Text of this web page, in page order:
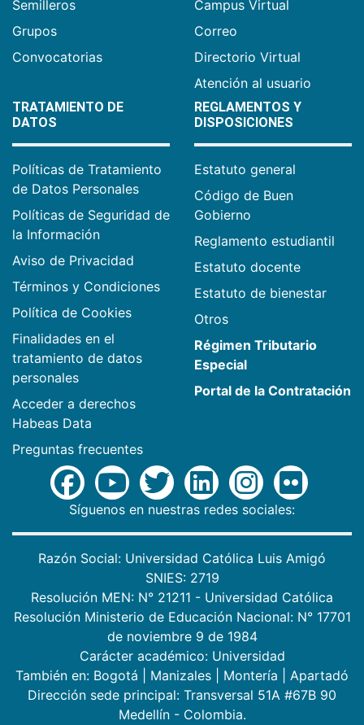
Semilleros
Grupos
Convocatorias
Campus Virtual
Correo
Directorio Virtual
Atención al usuario
TRATAMIENTO DE
DATOS
Políticas de Tratamiento
de Datos Personales
Políticas de Seguridad de
la Información
Aviso de Privacidad
Términos y Condiciones
Política de Cookies
Finalidades en el
tratamiento de datos
personales
Acceder a derechos
Habeas Data
Preguntas frecuentes
REGLAMENTOS Y
DISPOSICIONES
Estatuto general
Código de Buen
Gobierno
Reglamento estudiantil
Estatuto docente
Estatuto de bienestar
Otros
Régimen Tributario
Especial
Portal de la Contratación
Síguenos en nuestras redes sociales:
Razón Social: Universidad Católica Luis Amigó
SNIES: 2719
Resolución MEN: N° 21211 - Universidad Católica
Resolución Ministerio de Educación Nacional: N° 17701
de noviembre 9 de 1984
Carácter académico: Universidad
También en: Bogotá Manizales Montería
Apartadó
Dirección sede principal: Transversal 51A #67B 90
Medellín - Colombia.